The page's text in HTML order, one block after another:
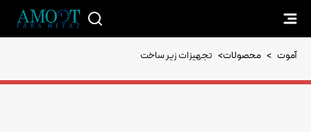
آموت > محصولات> تجهیزات زیر ساخت